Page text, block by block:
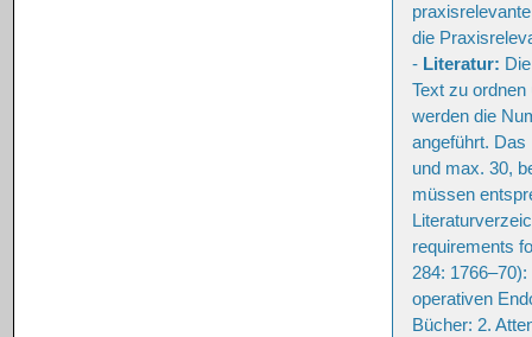
die
- Literatur:
Text zu
werden die
angeführt. Das
und max. 30,
müssen
requirements
284:
operativen
Bücher: 2.